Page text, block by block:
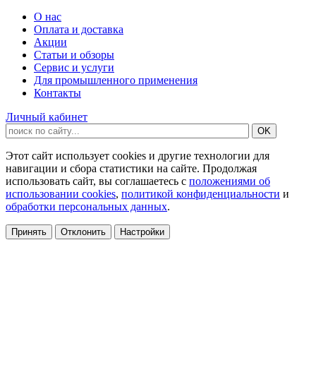
О нас
Оплата и доставка
Акции
Статьи и обзоры
Сервис и услуги
Для промышленного применения
Контакты
Личный кабинет
Этот сайт использует cookies и другие технологии для
навигации и сбора статистики на сайте. Продолжая
использовать сайт, вы соглашаетесь с положениями об
использовании cookies, политикой конфиденциальности и
обработки персональных данных.
Принять Отклонить Настройки